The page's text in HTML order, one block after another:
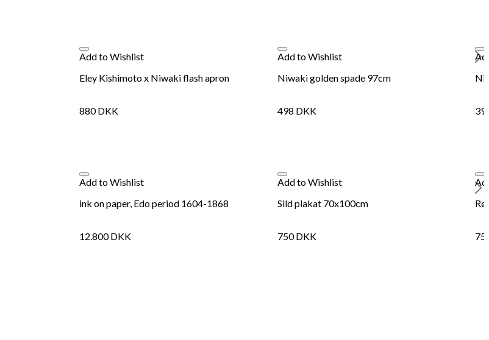
Add to Wishlist
Eley Kishimoto x Niwaki flash apron
880DKK
Add to Wishlist
Niwaki golden spade 97cm
498 DKK
Add to Wishlist
ink on paper, Edo period 1604-1868
12.800DKK
Add to Wishlist
Sild plakat 70x100cm
750DKK